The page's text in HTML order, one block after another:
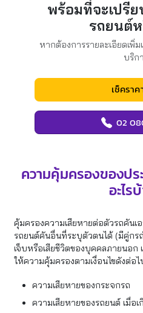
พร้อมที่จะเปรี
รถยนต์
หากต้องการรายละเอียดเพิ่
บริก
เช็คราค
02
ความคุ้มครองของป
อะไร
คุ้มครองความเสียหายต่อตัวรถคัน
รถยนต์คันอื่นที่ระบุตัวตนได้ (มีคู่ก
เจ็บหรือเสียชีวิตของบุคคลภายนอก
ให้ความคุ้มครองตามเงื่อนไขดังต่อ
ความเสียหายของกระจกรถ
ความเสียหายของรถยนต์ เมื่